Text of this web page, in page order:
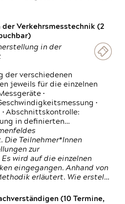
Verkehrsmesstechnik (2
in der
der verschiedenen
jeweils für die einzelnen
•
•
Abschnittskontrolle:
in definierten…
Die Teilnehmer*Innen
zur
wird auf die einzelnen
eingegangen. Anhand von
erläutert. Wie erstel…
(10 Termine,